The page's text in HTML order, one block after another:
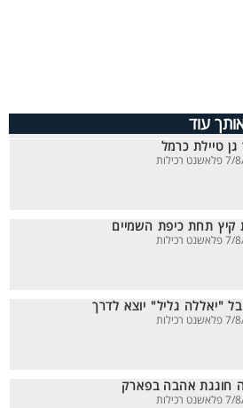
עוד
גן טיילת כרמל
רכילות
קיץ תחת כיפת השמיים
רכילות
"יאללה גליל" יוצא לדרך
רכילות
חוגגת אהבה בפארק
רכילות